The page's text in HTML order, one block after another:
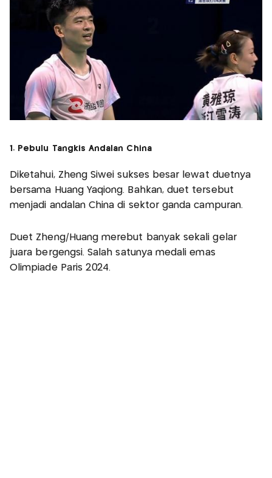
1. Pebulu Tangkis Andalan China
Diketahui, Zheng Siwei sukses besar lewat duetnya
bersama Huang Yaqiong. Bahkan, duet tersebut
menjadi andalan China di sektor ganda campuran.
Duet Zheng/Huang merebut banyak sekali gelar
juara bergengsi. Salah satunya medali emas
Olimpiade Paris 2024.